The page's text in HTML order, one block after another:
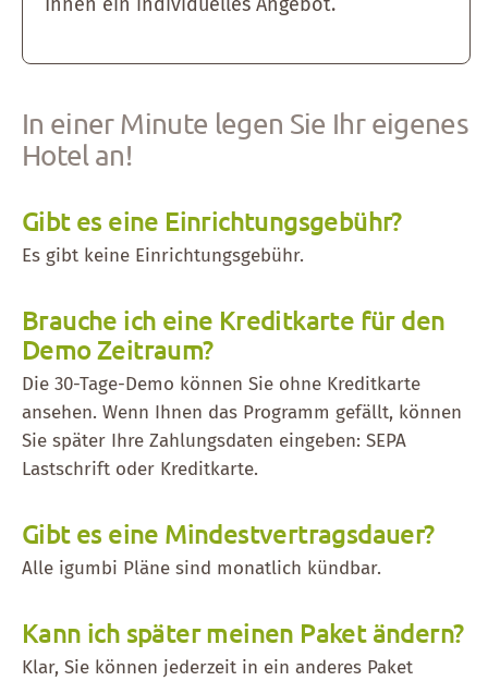
In einer Minute legen Sie Ihr eigenes
Hotel an!
Gibt es eine Einrichtungsgebühr?
Es gibt keine Einrichtungsgebühr.
Brauche ich eine Kreditkarte für den
Demo Zeitraum?
Die 30-Tage-Demo können Sie ohne Kreditkarte
ansehen. Wenn Ihnen das Programm gefällt, können
Sie später Ihre Zahlungsdaten eingeben: SEPA
Lastschrift oder Kreditkarte.
Gibt es eine Mindestvertragsdauer?
Alle igumbi Pläne sind monatlich kündbar.
Kann ich später meinen Paket ändern?
Klar, Sie können jederzeit in ein anderes Paket